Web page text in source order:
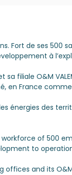
Fort de ses 500
à
filiale O&M
en France
énergies des
workforce of 500
to
offices and its